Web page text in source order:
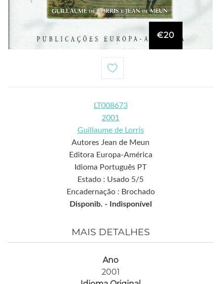
€20
LT008673
2001
Guillaume de Lorris
Autores Jean de Meun
Editora Europa-América
Idioma Português PT
Estado : Usado 5/5
Encadernação : Brochado
Disponib. -
Indisponível
MAIS DETALHES
Ano
2001